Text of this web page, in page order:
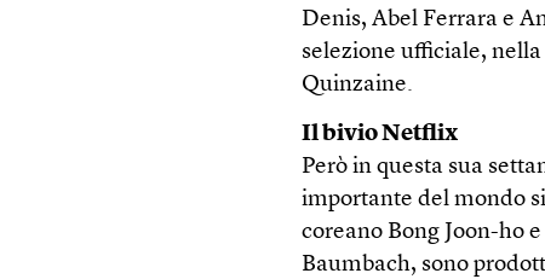
Denis, Abel Ferrara e
selezione ufficiale,
Quinzaine.
Il bivio Netflix
Però in questa sua
importante del mondo
coreano Bong Joon-ho e
Baumbach, sono